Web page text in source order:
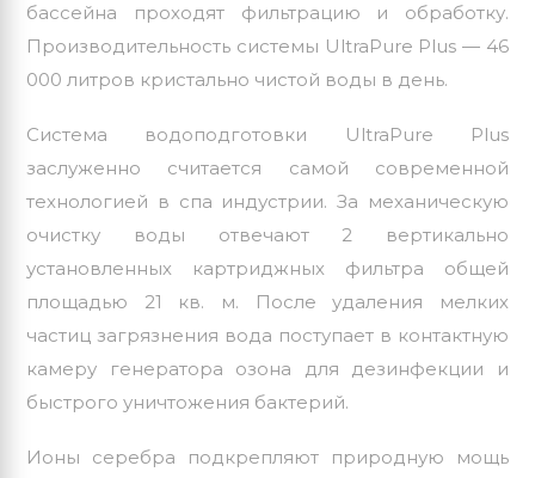
бассейна проходят фильтрацию и обработку.
Производительность системы UltraPure Plus — 46
000 литров кристально чистой воды в день.
Система водоподготовки UltraPure Plus
заслуженно считается самой современной
технологией в спа индустрии. За механическую
очистку воды отвечают 2 вертикально
установленных картриджных фильтра общей
площадью 21 кв. м. После удаления мелких
частиц загрязнения вода поступает в контактную
камеру генератора озона для дезинфекции и
быстрого уничтожения бактерий.
Ионы серебра подкрепляют природную мощь